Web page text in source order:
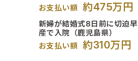
お支払い額 約475万円
新婦が結婚式8日前に切迫早
産で入院（鹿児島県）
お支払い額 約310万円